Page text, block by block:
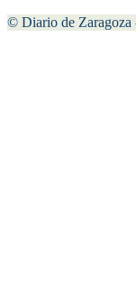
© Diario de Zaragoza